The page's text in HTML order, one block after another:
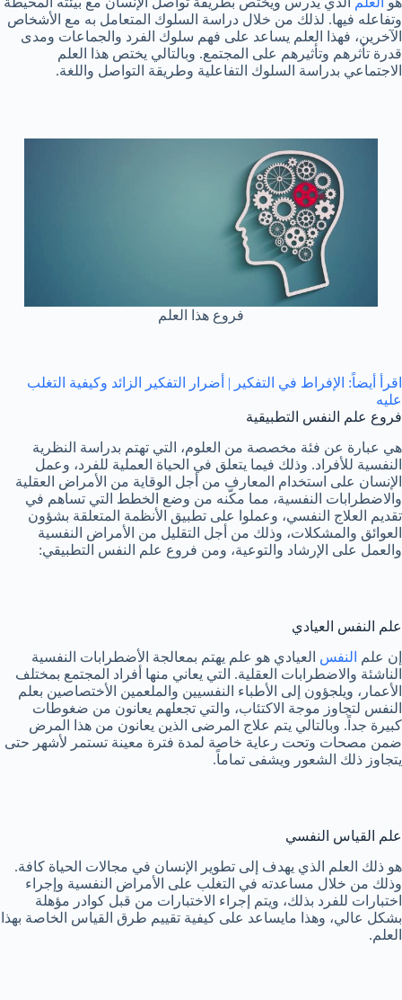
وتفاعله فيها. لذلك من خلال دراسة السلوك المتعامل به مع الأشخاص
الآخرين، فهذا العلم يساعد على فهم سلوك الفرد والجماعات ومدى
قدرة تأثرهم وتأثيرهم على المجتمع. وبالتالي يختص هذا العلم
الاجتماعي بدراسة السلوك التفاعلية وطريقة التواصل واللغة.
فروع هذا العلم
اقرأ أيضاً: الإفراط في التفكير | أضرار التفكير الزائد وكيفية التغلب
عليه
فروع علم النفس التطبيقية
هي عبارة عن فئة مخصصة من العلوم، التي تهتم بدراسة النظرية
النفسية للأفراد. وذلك فيما يتعلق في الحياة العملية للفرد، وعمل
الإنسان على استخدام المعارف من أجل الوقاية من الأمراض العقلية
والاضطرابات النفسية، مما مكّنه من وضع الخطط التي تساهم في
تقديم العلاج النفسي، وعملوا على تطبيق الأنظمة المتعلقة بشؤون
العوائق والمشكلات، وذلك من أجل التقليل من الأمراض النفسية
والعمل على الإرشاد والتوعية، ومن فروع علم النفس التطبيقي:
علم النفس العيادي
إن علم
النفس العيادي هو علم يهتم بمعالجة الأضطرابات النفسية
الناشئة والاضطرابات العقلية. التي يعاني منها أفراد المجتمع بمختلف
الأعمار، ويلجؤون إلى الأطباء النفسيين والملعمين الأختصاصين بعلم
النفس لتجاوز موجة الاكتئاب، والتي تجعلهم يعانون من ضغوطات
كبيرة جداً. وبالتالي يتم علاج المرضى الذين يعانون من هذا المرض
ضمن مصحات وتحت رعاية خاصة لمدة فترة معينة تستمر لأشهر حتى
يتجاوز ذلك الشعور ويشفى تماماً.
علم القياس النفسي
هو ذلك العلم الذي يهدف إلى تطوير الإنسان في مجالات الحياة كافة.
وذلك من خلال مساعدته في التغلب على الأمراض النفسية وإجراء
اختبارات للفرد بذلك، ويتم إجراء الاختبارات من قبل كوادر مؤهلة
بشكل عالي، وهذا مايساعد على كيفية تقييم طرق القياس الخاصة بهذا
العلم.